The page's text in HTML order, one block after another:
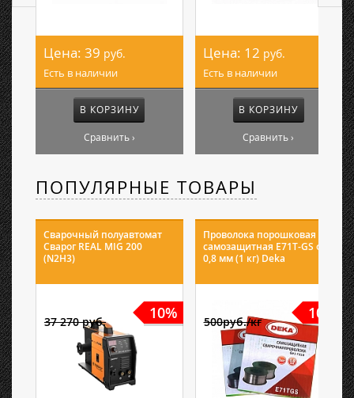
Цена: 39 руб.
Есть в наличии
В КОРЗИНУ
Сравнить ›
Цена: 12 руб.
Есть в наличии
В КОРЗИНУ
Сравнить ›
ПОПУЛЯРНЫЕ ТОВАРЫ
Сварочный полуавтомат
Сварог REAL MIG 200
(N2H3)
10%
37 270 руб.
Проволока порошковая
самозащитная E71T-GS ф
0,8 мм (1 кг) Deka
10%
500руб./кг